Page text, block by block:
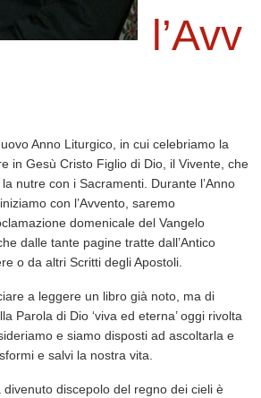
l’Avv
Anno Liturgico, in cui celebriamo la
in Gesù Cristo Figlio di Dio, il Vivente, che
nutre con i Sacramenti. Durante l’Anno
con l’Avvento, saremo
domenicale del Vangelo
dalle tante pagine tratte dall’Antico
o da altri Scritti degli Apostoli.
a leggere un libro già noto, ma di
Parola di Dio ‘viva ed eterna’ oggi rivolta
e siamo disposti ad ascoltarla e
e salvi la nostra vita.
divenuto discepolo del regno dei cieli è